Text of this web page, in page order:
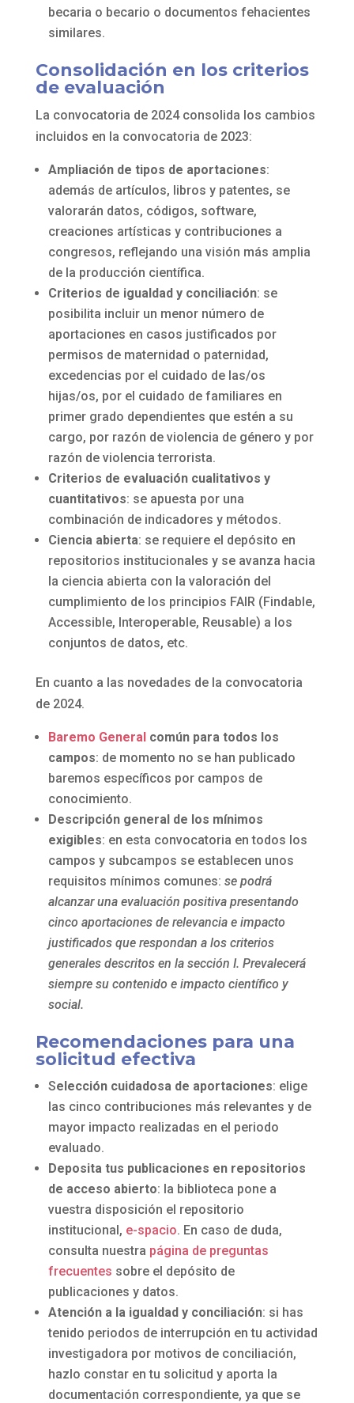
becaria o becario o documentos fehacientes
similares.
Consolidación en los criterios
de evaluación
La convocatoria de 2024 consolida los cambios
incluidos en la convocatoria de 2023:
Ampliación de tipos de aportaciones:
además de artículos, libros y patentes, se
valorarán datos, códigos, software,
creaciones artísticas y contribuciones a
congresos, reflejando una visión más amplia
de la producción científica.
Criterios de igualdad y conciliación: se
posibilita incluir un menor número de
aportaciones en casos justificados por
permisos de maternidad o paternidad,
excedencias por el cuidado de las/os
hijas/os, por el cuidado de familiares en
primer grado dependientes que estén a su
cargo, por razón de violencia de género y por
razón de violencia terrorista.
Criterios de evaluación cualitativos y
cuantitativos: se apuesta por una
combinación de indicadores y métodos.
Ciencia abierta: se requiere el depósito en
repositorios institucionales y se avanza hacia
la ciencia abierta con la valoración del
cumplimiento de los principios FAIR (Findable,
Accessible, Interoperable, Reusable) a los
conjuntos de datos, etc.
En cuanto a las novedades de la convocatoria
de 2024.
Baremo Generalcomún para todos los
campos: de momento no se han publicado
baremos específicos por campos de
conocimiento.
Descripción general de los mínimos
exigibles: en esta convocatoria en todos los
campos y subcampos se establecen unos
requisitos mínimos comunes: se podrá
alcanzar una evaluación positiva presentando
cinco aportaciones de relevancia e impacto
justificados que respondan a los criterios
generales descritos en la sección I. Prevalecerá
siempre su contenido e impacto científico y
social.
Recomendaciones para una
solicitud efectiva
Selección cuidadosa de aportaciones: elige
las cinco contribuciones más relevantes y de
mayor impacto realizadas en el periodo
evaluado.
Deposita tus publicaciones en repositorios
de acceso abierto: la biblioteca pone a
vuestra disposición el repositorio
institucional, e-spacio. En caso de duda,
consulta nuestra página de preguntas
frecuentes sobre el depósito de
publicaciones y datos.
Atención a la igualdad y conciliación: si has
tenido periodos de interrupción en tu actividad
investigadora por motivos de conciliación,
hazlo constar en tu solicitud y aporta la
documentación correspondiente, ya que se